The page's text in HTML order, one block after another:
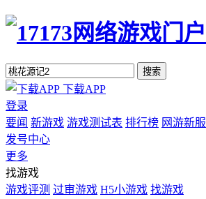
搜索
下载APP
登录
要闻 新游戏 游戏测试表 排行榜 网游新服
发号中心
更多
找游戏
游戏评测 过审游戏 H5小游戏 找游戏